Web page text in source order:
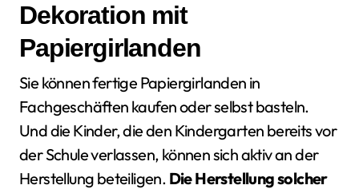
Dekoration mit
Papiergirlanden
Sie können fertige Papiergirlanden in
Fachgeschäften kaufen oder selbst basteln.
Und die Kinder, die den Kindergarten bereits vor
der Schule verlassen, können sich aktiv an der
Herstellung beteiligen. Die Herstellung solcher